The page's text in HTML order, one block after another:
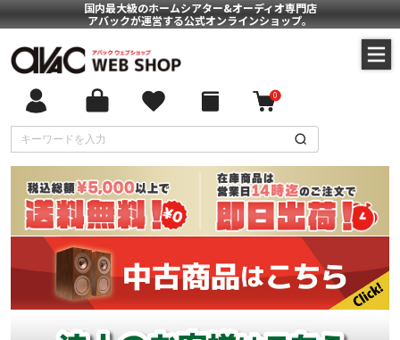
国内最大級のホームシアター&オーディオ専門店
アバックが運営する公式オンラインショップ。
0